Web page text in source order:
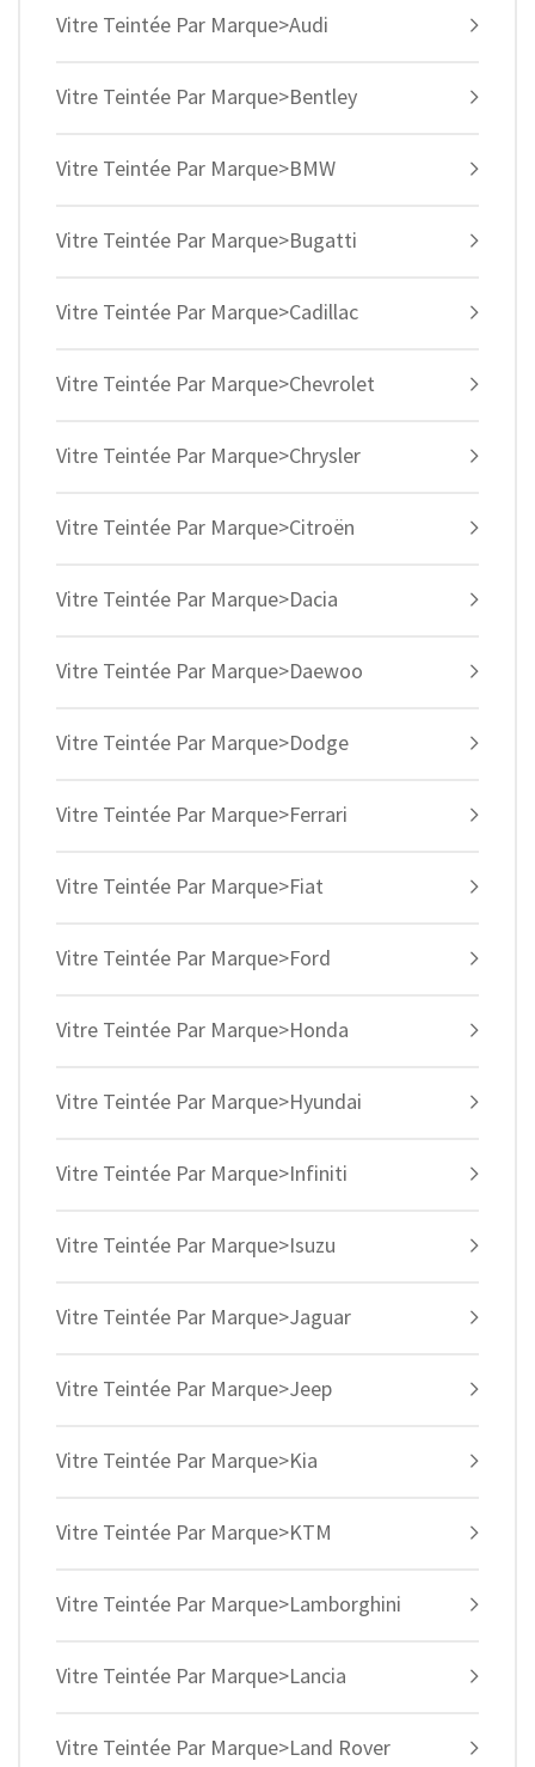
Vitre Teintée Par Marque>Audi
Vitre Teintée Par Marque>Bentley
Vitre Teintée Par Marque>BMW
Vitre Teintée Par Marque>Bugatti
Vitre Teintée Par Marque>Cadillac
Vitre Teintée Par Marque>Chevrolet
Vitre Teintée Par Marque>Chrysler
Vitre Teintée Par Marque>Citroën
Vitre Teintée Par Marque>Dacia
Vitre Teintée Par Marque>Daewoo
Vitre Teintée Par Marque>Dodge
Vitre Teintée Par Marque>Ferrari
Vitre Teintée Par Marque>Fiat
Vitre Teintée Par Marque>Ford
Vitre Teintée Par Marque>Honda
Vitre Teintée Par Marque>Hyundai
Vitre Teintée Par Marque>Infiniti
Vitre Teintée Par Marque>Isuzu
Vitre Teintée Par Marque>Jaguar
Vitre Teintée Par Marque>Jeep
Vitre Teintée Par Marque>Kia
Vitre Teintée Par Marque>KTM
Vitre Teintée Par Marque>Lamborghini
Vitre Teintée Par Marque>Lancia
Vitre Teintée Par Marque>Land Rover